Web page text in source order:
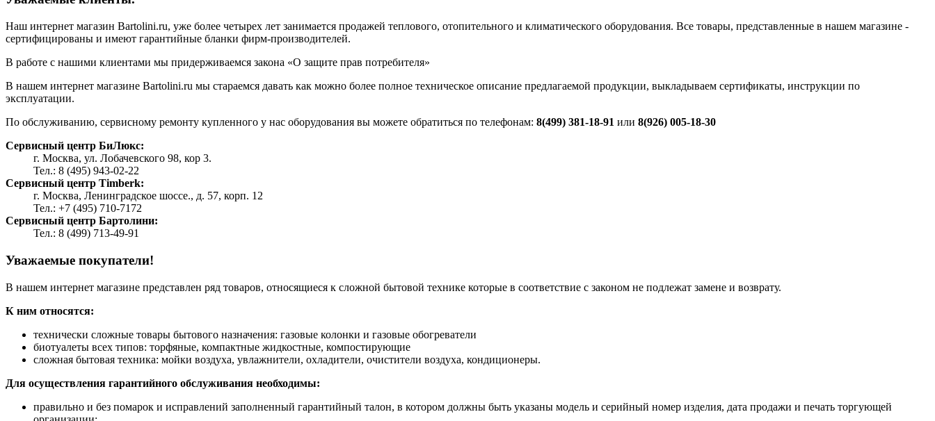
Наш интернет магазин Bartolini.ru, уже более четырех лет занимается продажей теплового, отопительного и климатического оборудования. Все товары, представленные в нашем магазине -
сертифицированы и имеют гарантийные бланки фирм-производителей.
В работе с нашими клиентами мы придерживаемся закона «О защите прав потребителя»
В нашем интернет магазине Bartolini.ru мы стараемся давать как можно более полное техническое описание предлагаемой продукции, выкладываем сертификаты, инструкции по
эксплуатации.
По обслуживанию, сервисному ремонту купленного у нас оборудования вы можете обратиться по телефонам: 8(499) 381-18-91 или 8(926) 005-18-30
Сервисный центр БиЛюкс:
г. Москва, ул. Лобачевского 98, кор 3.
Тел.: 8 (495) 943-02-22
Сервисный центр Timberk:
г. Москва, Ленинградское шоссе., д. 57, корп. 12
Тел.: +7 (495) 710-7172
Сервисный центр Бартолини:
Тел.: 8 (499) 713-49-91
Уважаемые покупатели!
В нашем интернет магазине представлен ряд товаров, относящиеся к сложной бытовой технике которые в соответствие с законом не подлежат замене и возврату.
К ним относятся:
технически сложные товары бытового назначения: газовые колонки и газовые обогреватели
биотуалеты всех типов: торфяные, компактные жидкостные, компостирующие
сложная бытовая техника: мойки воздуха, увлажнители, охладители, очистители воздуха, кондиционеры.
Для осуществления гарантийного обслуживания необходимы:
правильно и без помарок и исправлений заполненный гарантийный талон, в котором должны быть указаны модель и серийный номер изделия, дата продажи и печать торгующей